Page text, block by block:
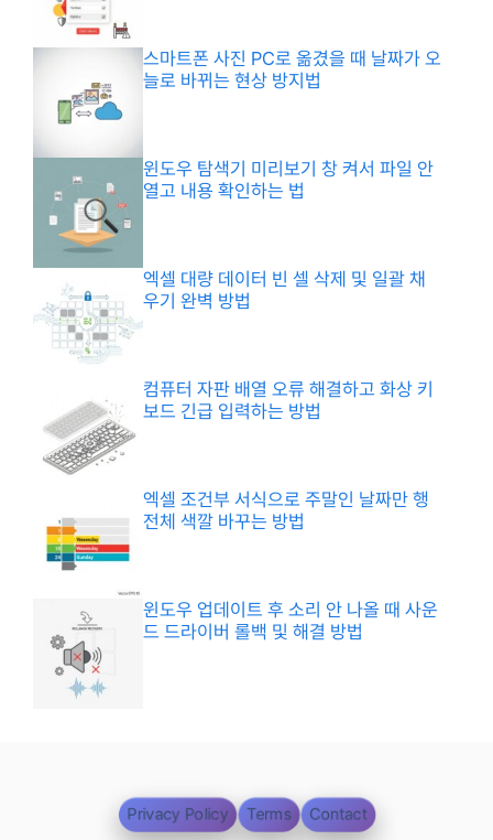
스마트폰 사진 PC로 옮겼을 때 날짜가 오
늘로 바뀌는 현상 방지법
윈도우 탐색기 미리보기 창 켜서 파일 안
열고 내용 확인하는 법
엑셀 대량 데이터 빈 셀 삭제 및 일괄 채
우기 완벽 방법
컴퓨터 자판 배열 오류 해결하고 화상 키
보드 긴급 입력하는 방법
엑셀 조건부 서식으로 주말인 날짜만 행
전체 색깔 바꾸는 방법
윈도우 업데이트 후 소리 안 나올 때 사운
드 드라이버 롤백 및 해결 방법
Privacy Policy Terms Contact